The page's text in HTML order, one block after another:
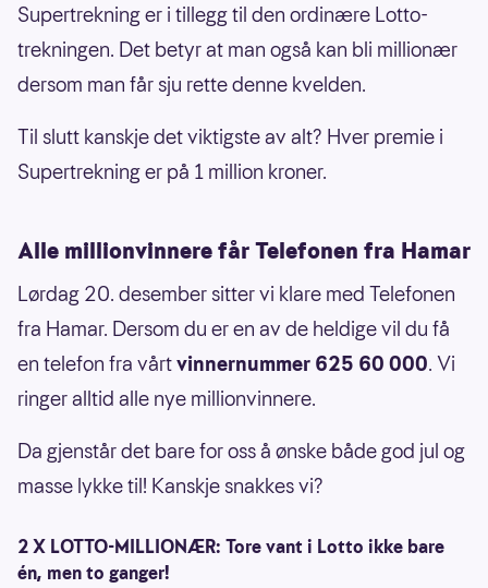
Supertrekning er i tillegg til den ordinære Lotto-
trekningen. Det betyr at man også kan bli millionær
dersom man får sju rette denne kvelden.
Til slutt kanskje det viktigste av alt? Hver premie i
Supertrekning er på 1 million kroner.
Alle millionvinnere får Telefonen fra Hamar
Lørdag 20. desember sitter vi klare med Telefonen
fra Hamar. Dersom du er en av de heldige vil du få
en telefon fra vårtvinnernummer 625 60 000. Vi
ringer alltid alle nye millionvinnere.
Da gjenstår det bare for oss å ønske både god jul og
masse lykke til! Kanskje snakkes vi?
2 X LOTTO-MILLIONÆR: Tore vant i Lotto ikke bare
én, men to ganger!